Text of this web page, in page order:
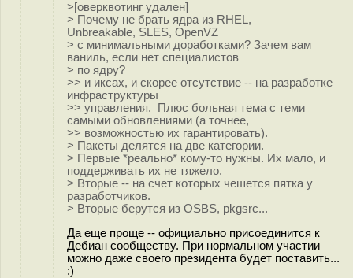
>[оверквотинг удален]
> Почему не брать ядра из RHEL,
Unbreakable, SLES, OpenVZ
> с минимальными доработками? Зачем вам
ваниль, если нет специалистов
> по ядру?
>> и иксах, и скорее отсутствие -- на разработке
инфраструктуры
>> управления. Плюс больная тема с теми
самыми обновлениями (а точнее,
>> возможностью их гарантировать).
> Пакеты делятся на две категории.
> Первые *реально* кому-то нужны. Их мало, и
поддерживать их не тяжело.
> Вторые -- на счет которых чешется пятка у
разработчиков.
> Вторые берутся из OSBS, pkgsrc...
Да еще проще -- официально присоединится к
Дебиан сообществу. При нормальном участии
можно даже своего президента будет поставить...
:)